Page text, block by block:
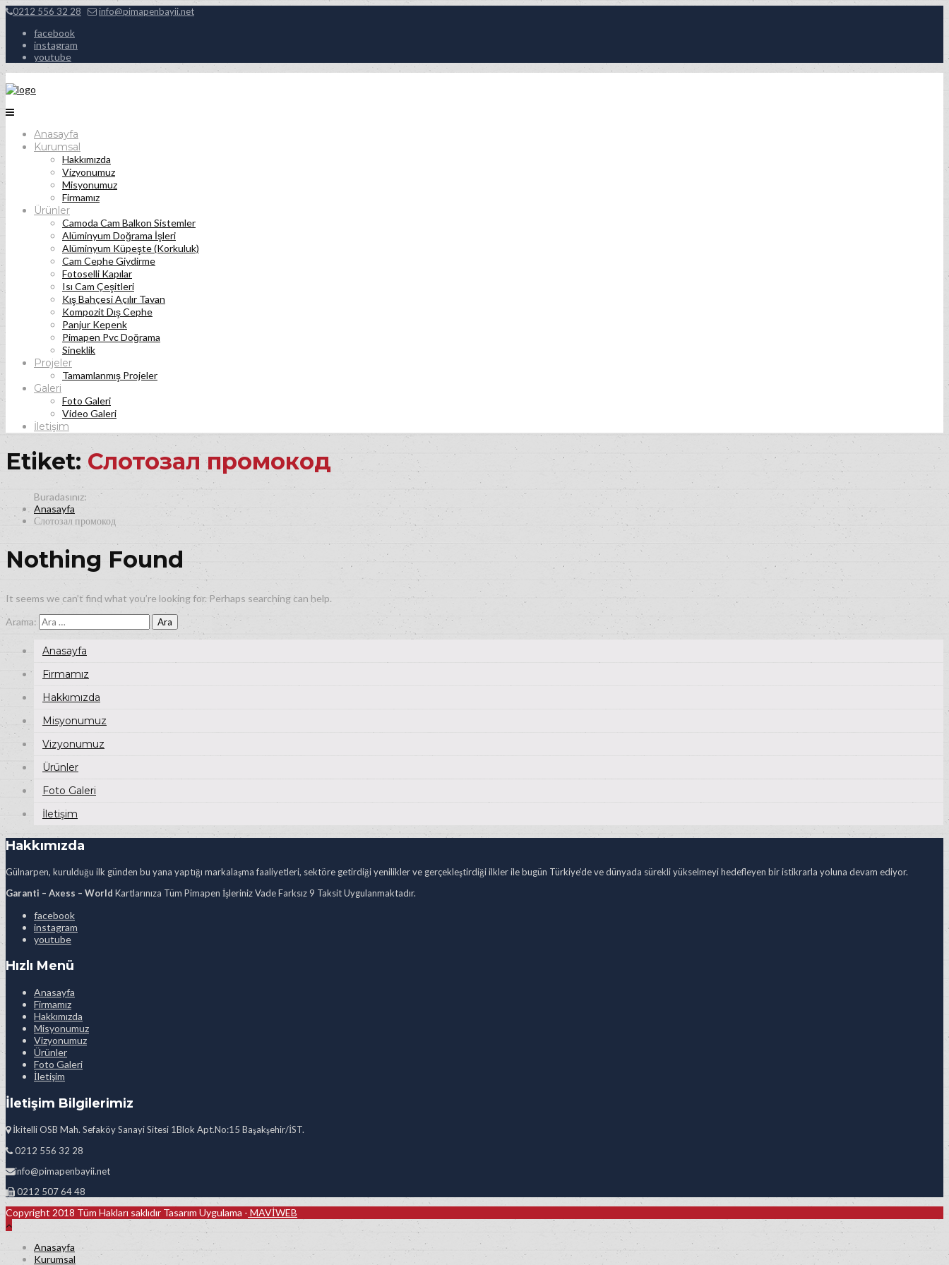
0212 556 32 28 info@pimapenbayii.net
facebook
instagram
youtube
Anasayfa
Kurumsal
Hakkımızda
Vizyonumuz
Misyonumuz
Firmamız
Ürünler
Camoda Cam Balkon Sistemler
Alüminyum Doğrama İşleri
Alüminyum Küpeşte (Korkuluk)
Cam Cephe Giydirme
Fotoselli Kapılar
Isı Cam Çeşitleri
Kış Bahçesi Açılır Tavan
Kompozit Dış Cephe
Panjur Kepenk
Pimapen Pvc Doğrama
Sineklik
Projeler
Tamamlanmış Projeler
Galeri
Foto Galeri
Video Galeri
İletişim
Etiket:Слотозал промокод
Anasayfa
Слотозал промокод
Nothing Found
It seems we can’t find what you’re looking for. Perhaps searching can help.
Arama:
Anasayfa
Firmamız
Hakkımızda
Misyonumuz
Vizyonumuz
Ürünler
Foto Galeri
İletişim
Hakkımızda
Gülnarpen, kurulduğu ilk günden bu yana yaptığı markalaşma faaliyetleri, sektöre getirdiği yenilikler ve gerçekleştirdiği ilkler ile bugün Türkiye’de ve dünyada sürekli yükselmeyi hedefleyen bir istikrarla yoluna devam ediyor.
Garanti – Axess – World Kartlarınıza Tüm Pimapen İşleriniz Vade Farksız 9 Taksit Uygulanmaktadır.
facebook
instagram
youtube
Hızlı Menü
Anasayfa
Firmamız
Hakkımızda
Misyonumuz
Vizyonumuz
Ürünler
Foto Galeri
İletişim
İletişim Bilgilerimiz
İkitelli OSB Mah. Sefaköy Sanayi Sitesi 1Blok Apt.No:15 Başakşehir/İST.
0212 556 32 28
info@pimapenbayii.net
0212 507 64 48
Copyright 2018 Tüm Hakları saklıdır Tasarım Uygulama - MAVİWEB
Anasayfa
Kurumsal